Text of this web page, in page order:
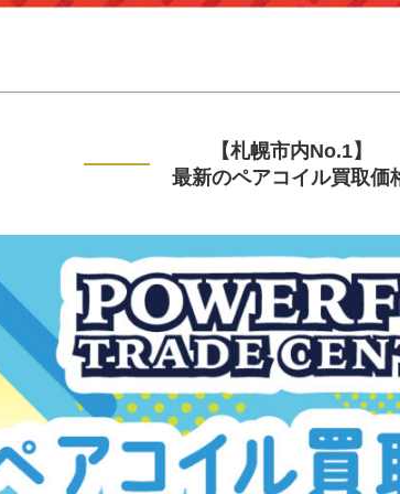
【札幌市内No.1】
最新のペアコイル買取価